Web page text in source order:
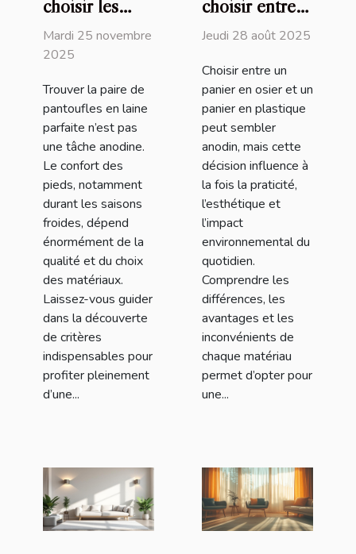
choisir les
meilleures
pantoufles en
confort
optimal ?
Mardi 25 novembre
2025
Trouver la paire de
pantoufles en laine
parfaite n’est pas
une tâche anodine.
Le confort des
pieds, notamment
durant les saisons
froides, dépend
énormément de la
qualité et du choix
des matériaux.
Laissez-vous guider
dans la découverte
de critères
indispensables pour
profiter pleinement
d’une...
choisir entre
un panier en
panier en
plastique ?
Jeudi 28 août 2025
Choisir entre un
panier en osier et un
panier en plastique
peut sembler
anodin, mais cette
décision influence à
la fois la praticité,
l’esthétique et
l’impact
environnemental du
quotidien.
Comprendre les
différences, les
avantages et les
inconvénients de
chaque matériau
permet d’opter pour
une...